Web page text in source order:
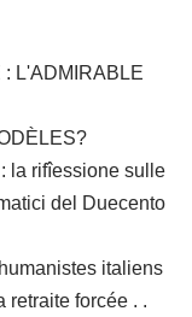
: L'ADMIRABLE
la rifîessione sulle
del Duecento
italiens
retraite forcée . .